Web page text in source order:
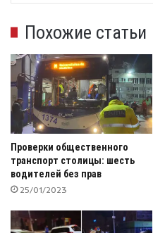
Похожие статьи
Проверки общественного
транспорт столицы: шесть
водителей без прав
25/01/2023